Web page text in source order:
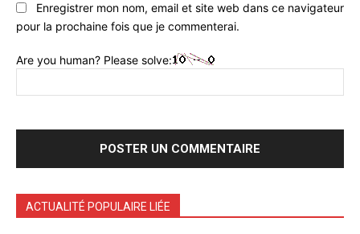
Enregistrer mon nom, email et site web dans ce navigateur
pour la prochaine fois que je commenterai.
Are you human? Please solve:
ACTUALITÉ POPULAIRE LIÉE